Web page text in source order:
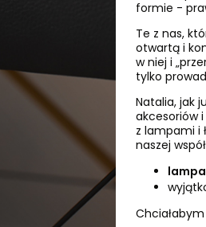
formie -
Te z nas,
otwartą i
w niej i
tylko
Natalia, jak
akcesoriów
z lampami i
naszej